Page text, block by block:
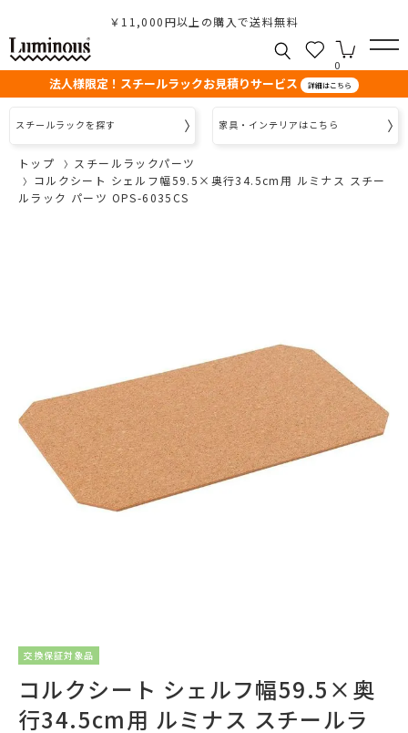
￥11,000円以上の購入で送料無料
0
法人様限定！スチールラックお見積りサービス 詳細はこちら
スチールラックを探す 家具・インテリアはこちら
トップ
スチールラックパーツ
コルクシート シェルフ幅59.5×奥行34.5cm用 ルミナス スチー
ルラック パーツ OPS-6035CS
交換保証対象品
コルクシート シェルフ幅59.5×奥
行34.5cm用 ルミナス スチールラ